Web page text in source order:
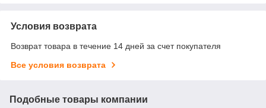
Условия возврата
Возврат товара в течение 14 дней за счет покупателя
Все условия возврата
Подобные товары компании